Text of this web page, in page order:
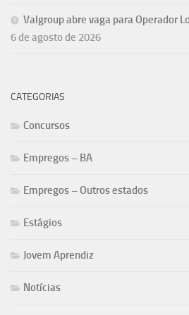
Valgroup abre vaga para Operador
6 de agosto de 2026
CATEGORIAS
Concursos
Empregos – BA
Empregos – Outros estados
Estágios
Jovem Aprendiz
Notícias